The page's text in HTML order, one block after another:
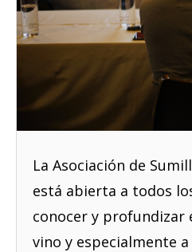
La Asociación de
está abierta a todos
conocer y profundizar
vino y especialmente